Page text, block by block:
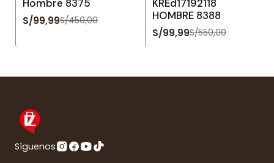
Hombre 8375
S/99,99S/450,00
KREd17192118
HOMBRE 8388
S/99,99S/550,00
Síguenos